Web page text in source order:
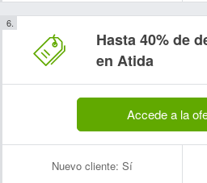
Hasta 40% de
en Atida
Accede a la
Nuevo cliente: Sí